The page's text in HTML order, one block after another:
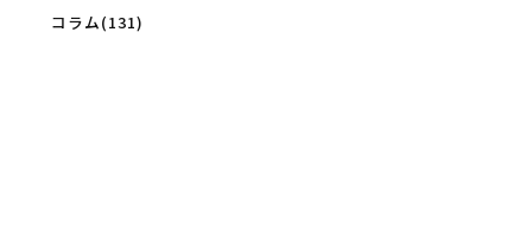
コラム(131)